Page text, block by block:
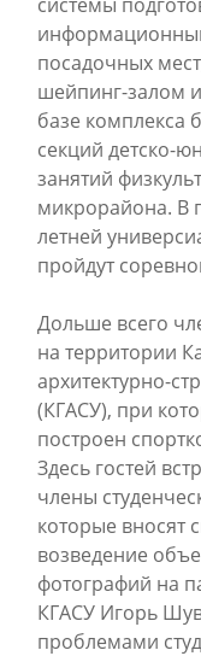
посадочных
шейпинг-залом
базе комплекса
секций детско-
занятий
микрорайона. В
летней
пройдут
Дольше всего
на территории
архитектурно-
(КГАСУ), при
построен
Здесь гостей
члены
которые вносят
возведение
фотографий на
КГАСУ Игорь
проблемами